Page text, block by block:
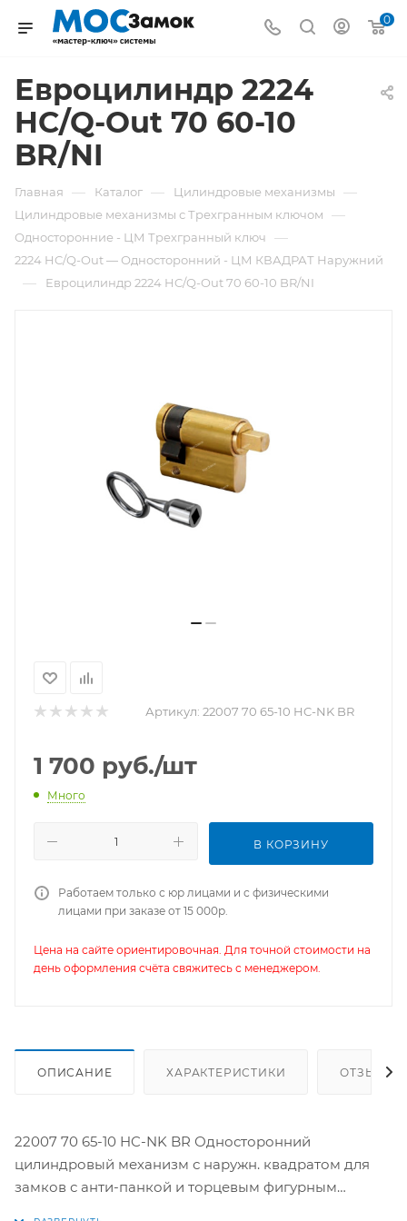
0
Евроцилиндр 2224
HC/Q-Out 70 60-10
BR/NI
Главная — Каталог — Цилиндровые механизмы —
Цилиндровые механизмы с Трехгранным ключом —
Односторонние - ЦМ Трехгранный ключ —
2224 HC/Q-Out — Односторонний - ЦМ КВАДРАТ Наружний
— Евроцилиндр 2224 HC/Q-Out 70 60-10 BR/NI
Артикул: 22007 70 65-10 HC-NK BR
1 700 руб./шт
Много
В КОРЗИНУ
Работаем только с юр лицами и с физическими
лицами при заказе от 15 000р.
Цена на сайте ориентировочная. Для точной стоимости на
день оформления счёта свяжитесь с менеджером.
ОПИСАНИЕ ХАРАКТЕРИСТИКИ ОТЗЫВЫ
22007 70 65-10 HC-NK BR Односторонний
цилиндровый механизм с наружн. квадратом для
замков с анти-панкой и торцевым фигурным